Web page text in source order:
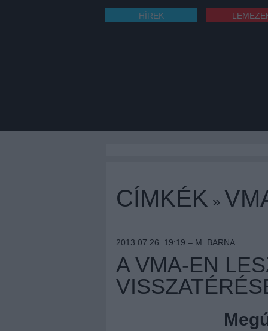
HÍREK
CÍMKÉK »
2013.07.26. 19:19 – M_BARNA
A VMA-EN